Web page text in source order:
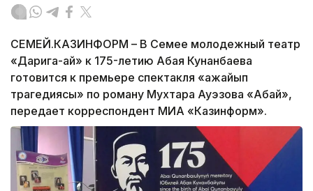
СЕМЕЙ.КАЗИНФОРМ – В Семее молодежный театр
«Дарига-ай» к 175-летию Абая Кунанбаева
готовится к премьере спектакля «Ғажайып
трагедиясы» по роману Мухтара Ауэзова «Абай»,
передает корреспондент МИА «Казинформ».